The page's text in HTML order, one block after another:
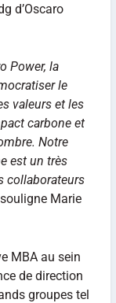
d’Oscaro
Power, la
le
valeurs et les
carbone et
Notre
est un très
collaborateurs
Marie
MBA au sein
de direction
groupes tel